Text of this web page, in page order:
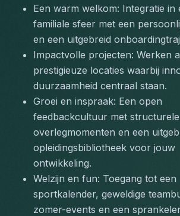
Een warm welkom: Integratie in
familiale sfeer met een
en een uitgebreid
Impactvolle projecten: Werken
prestigieuze locaties waarbij
duurzaamheid centraal staan.
Groei en inspraak: Een open
feedbackcultuur met structurele
overlegmomenten en een
opleidingsbibliotheek voor jouw
ontwikkeling.
Welzijn en fun: Toegang tot een
sportkalender, geweldige
zomer-events en een